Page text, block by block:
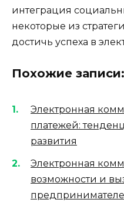
интеграция
некоторые из
достичь успеха в
Похожие записи:
Электронная
платежей:
развития
Электронная
возможности и